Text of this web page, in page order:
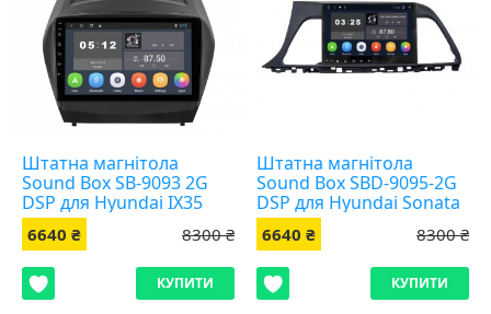
Штатна магнітола
Sound Box SB-9093 2G
DSP для Hyundai IX35
6640 ₴ 8300 ₴
КУПИТИ
Штатна магнітола
Sound Box SBD-9095-2G
DSP для Hyundai Sonata
2016+
6640 ₴ 8300 ₴
КУПИТИ